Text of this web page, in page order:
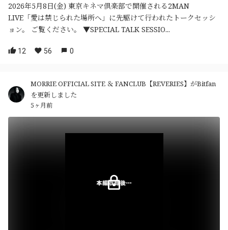
2026年5月8日(金) 東京キネマ倶楽部で開催される2MAN
LIVE「愛は禁じられた場所へ」に先駆けて行われたトークセッシ
ョン。 ご覧ください。 ▼SPECIAL TALK SESSIO...
12 56 0
MORRIE OFFICIAL SITE ＆ FANCLUB【REVERIES】がBitfan
を更新しました
5ヶ月前